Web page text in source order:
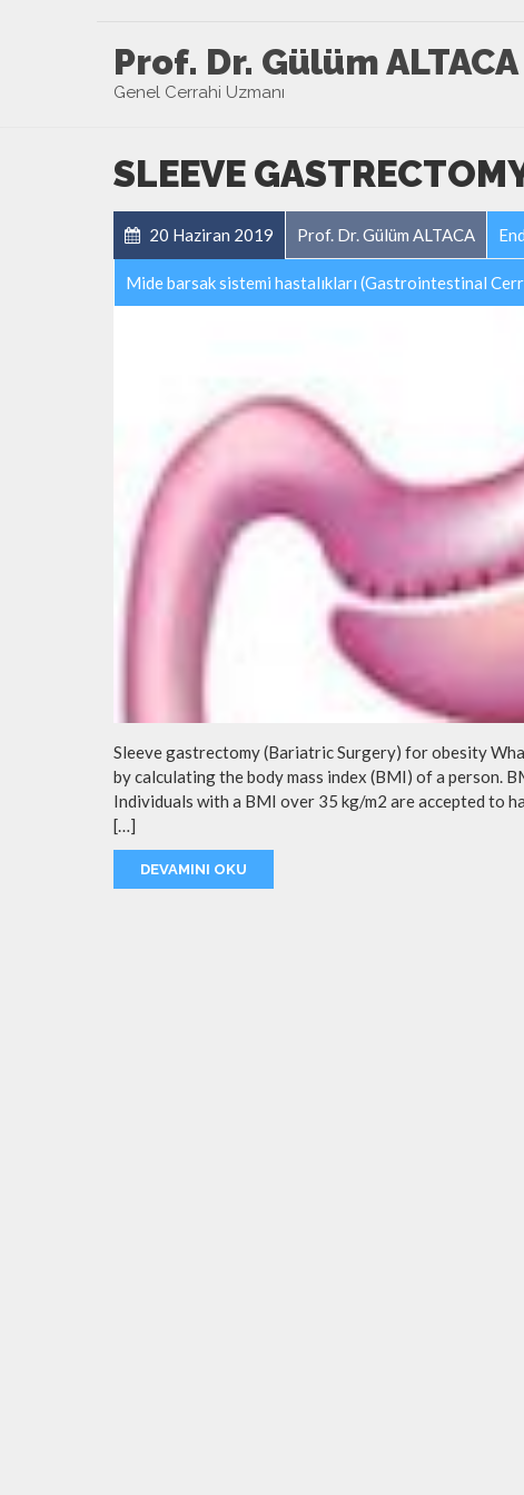
Prof. Dr. Gülüm ALTACA
Genel Cerrahi Uzmanı
SLEEVE
20 Haziran 2019 Prof. Dr. Gülüm ALTACA
Mide barsak sistemi hastalıkları (Gastrointestinal
Sleeve gastrectomy (Bariatric Surgery) for obesity
by calculating the body mass index (BMI) of a person.
Individuals with a BMI over 35 kg/m2 are accepted to
[…]
DEVAMINI OKU